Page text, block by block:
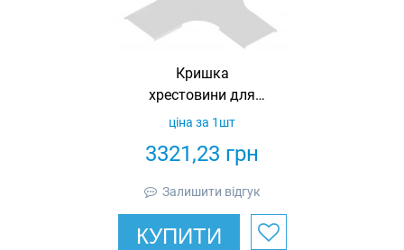
Кришка
хрестовини для
кабельросту 500,
3321,23 грн
ціна за 1шт
Залишити відгук
КУПИТИ